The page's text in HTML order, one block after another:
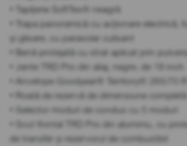
• Tapițerie SoftTex® neagră
• Trapa panoramică cu acționare electrică,
și glisare, cu parasolar culisant
• Benă protejată cu strat aplicat prin
• Jante TRD Pro din aliaj, negre, de 18 inch
• Anvelope Goodyear® Territory® 265/70
• Roată de rezervă de dimensiune completă
• Selector moduri de condus cu 5 moduri
• Scut frontal TRD Pro din aluminiu, cu
de transfer și rezervorul de combustibil